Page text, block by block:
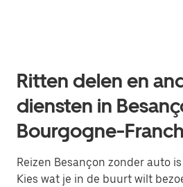
Ritten delen en
diensten in
Bourgogne-
Reizen Besançon zonder auto
Kies wat je in de buurt wilt